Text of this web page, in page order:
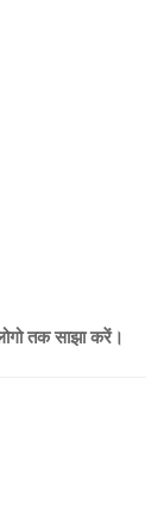
तक साझा करें।